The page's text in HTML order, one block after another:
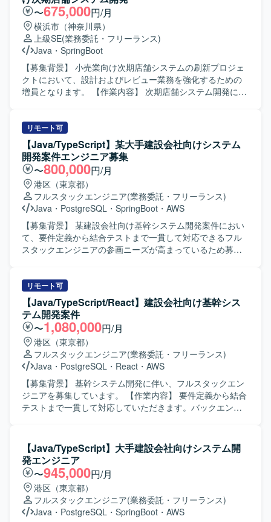
フラとの連携実装・検証までを実施していただきます。
【求める人物像】 前向きに技術習得やキャッチアップに取
り組み、主体的に課題解決へ動いていただける方を求めて
おります。周囲とコミュニケーションを取りながら、リプ
レースプロジェクトを推進していただける方が望ましいで
す。 【ポジションの魅力】 フロントエンドからバックエン
ドまで幅広い領域を担当できるため、フルスタックエンジ
ニアとしてのスキルを高めることができます。リプレース
を広げていただけます。 【開発環境】 バックエンド：
Java（Springboot） フロントエンド：TypeScript（vue.js）
インフラ：AWS DB：Oracle
〜675,000円/月
横浜市（神奈川県）
上級SE(業務委託・フリーランス)
Java ・ SpringBoot
【募集背景】 小売業向け次期店舗システムの刷新プロジェ
クトにおいて、設計およびレビュー業務を強化するための
増員となります。 【作業内容】 次期店舗システム開発にお
テムへの移管、新機能構築に伴う設計業務を担当していた
だきます。フロントエンドおよびバックエンドの設計レビ
ュー、開発レビュー、テストレビューを行い、オフショア
で作成された設計書や成果物の品質確認も実施していただ
きます。 【求める人物像】 上流工程から主体的に参画し、
関係者とコミュニケーションを取りながらシステム全体を
見渡した設計やレビューができる方を求めています。複数
技術スタックを横断してキャッチアップしつつ、品質にこ
だわって責任感を持って業務を進めていただける方を歓迎
いたします。 【ポジションの魅力】 大手小売業向けの大規
模システム刷新プロジェクトに長期で参画でき、クラウド
エンドまで幅広い技術スタックや、大規模トラフィックを
扱うシステム設計の知見を深めることができる環境です。
【開発環境】 TypeScript、React、React Native、Java、
SpringBoot、クラウド環境（AWS想定）を用いたシステム
開発となります。
リモート可
【Java/TypeScript】某大手建設会社向けシステム
開発案件エンジニア募集
〜800,000円/月
港区（東京都）
フルスタックエンジニア(業務委託・フリーランス)
Java ・ PostgreSQL ・ SpringBoot ・ AWS
【募集背景】 某建設会社向け基幹システム開発案件におい
て、要件定義から結合テストまで一貫して対応できるフル
スタックエンジニアの参画ニーズが高まっているため募集
をご担当いただきます。バックエンドとフロントエンドの
両方に携わり、システム全体を見通した開発を行っていた
だきます。 【求める人物像】 前向きに業務へ取り組み、キ
ャッチアップや技術向上に積極的な方を求めております。
関係者と連携しながら主体的に動ける方にマッチしたポジ
ションです。 【ポジションの魅力】 基幹システム開発にお
いて要件定義から結合テストまで一貫して携わることがで
きるため、上流から下流まで幅広い工程を経験できます。
バックエンドとフロントエンドの両方に関わることで、フ
ルスタックエンジニアとしてのスキルをさらに高めていた
だけます。 【開発環境】 バックエンドは
環境で開発を行います。
リモート可
【Java/TypeScript/React】建設会社向け基幹シス
テム開発案件
〜1,080,000円/月
港区（東京都）
フルスタックエンジニア(業務委託・フリーランス)
Java ・ PostgreSQL ・ React ・ AWS
【募集背景】 基幹システム開発に伴い、フルスタックエン
ジニアを募集しています。 【作業内容】 要件定義から結合
テストまで一貫して対応していただきます。バックエンド
める方を求めています。 【ポジションの魅力】 要件定義か
ら結合テストまで、システム開発の一連の工程に携わるこ
とができます。 【開発環境】 バックエンドは
Java（SpringBoot）、フロントエンドは
TypeScript（React）、インフラはAWS、データベースは
PostgreSQLを使用します。
【Java/TypeScript】大手建設会社向けシステム開
発エンジニア
〜945,000円/月
港区（東京都）
フルスタックエンジニア(業務委託・フリーランス)
Java ・ PostgreSQL ・ SpringBoot ・ AWS